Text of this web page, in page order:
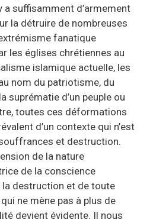
a suffisamment d’armement
la détruire de nombreuses
fanatique
les églises chrétiennes au
islamique actuelle, les
nom du patriotisme, du
suprématie d’un peuple ou
toutes ces déformations
d’un contexte qui n’est
et destruction.
de la nature
de la conscience
destruction et de toute
ne mène pas à plus de
devient évidente. Il nous